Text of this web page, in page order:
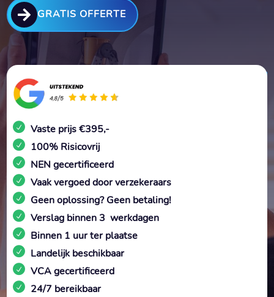
 GRATIS OFFERTE
Vaste prijs €395,-
100% Risicovrij
NEN gecertificeerd
Vaak vergoed door verzekeraars
Geen oplossing? Geen betaling!
Verslag binnen 3 werkdagen
Binnen 1 uur ter plaatse
Landelijk beschikbaar
VCA gecertificeerd
24/7 bereikbaar